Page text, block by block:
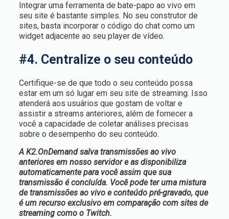
Integrar uma ferramenta de bate-papo ao vivo em
seu site é bastante simples. No seu construtor de
sites, basta incorporar o código do chat como um
widget adjacente ao seu player de vídeo.
#4. Centralize o seu conteúdo
Certifique-se de que todo o seu conteúdo possa
estar em um só lugar em seu site de streaming. Isso
atenderá aos usuários que gostam de voltar e
assistir a streams anteriores, além de fornecer a
você a capacidade de coletar análises precisas
sobre o desempenho do seu conteúdo.
A K2.OnDemand salva transmissões ao vivo
anteriores em nosso servidor e as disponibiliza
automaticamente para você assim que sua
transmissão é concluída. Você pode ter uma mistura
de transmissões ao vivo e conteúdo pré-gravado, que
é um recurso exclusivo em comparação com sites de
streaming como o Twitch.